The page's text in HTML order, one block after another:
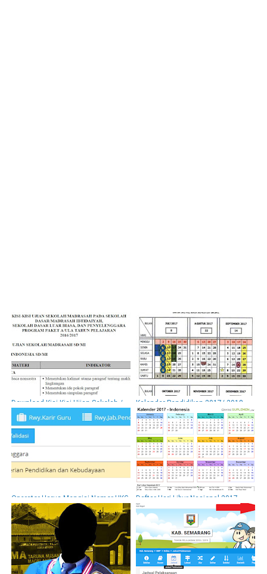
Download Kisi-Kisi Ujian Sekolah /
Madrasah (US) SD/ MI 2017
Kalender Pendidikan 2017/ 2018
Jawa Tengah untuk SD, SMP dan
SMA
Operator Harus Mengisi Nomor UKG
PTK pada Dapodik
Daftar Hari Libur Nasional 2017